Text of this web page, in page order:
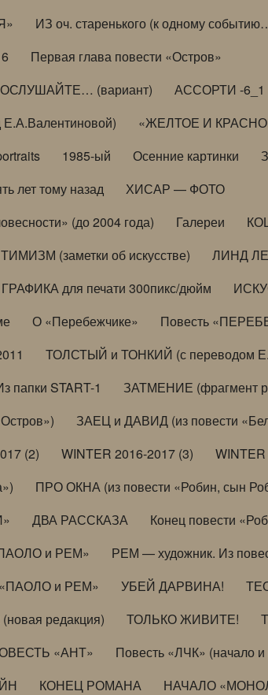
ИЗ оч. старенького (к одному
Первая глава повести «Остров»
(вариант) АССОРТИ -6_1
«ЖЕЛТОЕ И
1985-ый Осенние картинки
лет тому назад
ХИСАР — ФОТО
(до 2004 года) Галереи
(заметки об искусстве)
ЛИНД
для печати 300пикс/дюйм
О «Перебежчике»
Повесть
ТОЛСТЫЙ и ТОНКИЙ (с переводом
папки START-1
ЗАТМЕНИЕ (фрагмент
ЗАЕЦ и ДАВИД (из повести
(2) WINTER 2016-2017 (3)
ПРО ОКНА (из повести «Робин, сын
ДВА РАССКАЗА Конец повести
и РЕМ»
РЕМ — художник. Из
«ПАОЛО и РЕМ» УБЕЙ ДАРВИНА!
редакция) ТОЛЬКО ЖИВИТЕ!
«АНТ»
Повесть «ЛЧК» (начало и
КОНЕЦ РОМАНА
НАЧАЛО